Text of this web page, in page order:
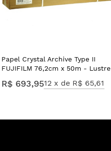
Papel Crystal Archive Type II
FUJIFILM 76,2cm x 50m - Lustre
R$ 693,9512 x de R$ 65,61